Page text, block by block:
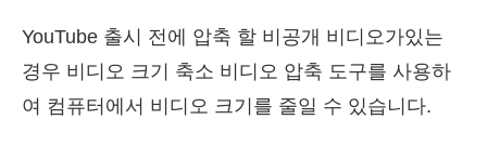
YouTube 출시 전에 압축 할 비공개 비디오가있는
경우 비디오 크기 축소 비디오 압축 도구를 사용하
여 컴퓨터에서 비디오 크기를 줄일 수 있습니다.